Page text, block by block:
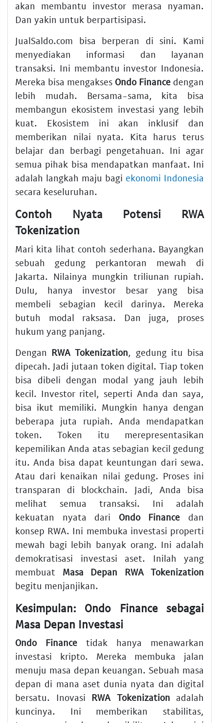
akan membantu investor merasa nyaman.
Dan yakin untuk berpartisipasi.
JualSaldo.com bisa berperan di sini. Kami
menyediakan informasi dan layanan
transaksi. Ini membantu investor Indonesia.
Mereka bisa mengakses Ondo Finance dengan
lebih mudah. Bersama-sama, kita bisa
membangun ekosistem investasi yang lebih
kuat. Ekosistem ini akan inklusif dan
memberikan nilai nyata. Kita harus terus
belajar dan berbagi pengetahuan. Ini agar
semua pihak bisa mendapatkan manfaat. Ini
adalah langkah maju bagi ekonomi Indonesia
secara keseluruhan.
Contoh Nyata Potensi RWA
Tokenization
Mari kita lihat contoh sederhana. Bayangkan
sebuah gedung perkantoran mewah di
Jakarta. Nilainya mungkin triliunan rupiah.
Dulu, hanya investor besar yang bisa
membeli sebagian kecil darinya. Mereka
butuh modal raksasa. Dan juga, proses
hukum yang panjang.
Dengan RWA Tokenization, gedung itu bisa
dipecah. Jadi jutaan token digital. Tiap token
bisa dibeli dengan modal yang jauh lebih
kecil. Investor ritel, seperti Anda dan saya,
bisa ikut memiliki. Mungkin hanya dengan
beberapa juta rupiah. Anda mendapatkan
token. Token itu merepresentasikan
kepemilikan Anda atas sebagian kecil gedung
itu. Anda bisa dapat keuntungan dari sewa.
Atau dari kenaikan nilai gedung. Proses ini
transparan di blockchain. Jadi, Anda bisa
melihat semua transaksi. Ini adalah
kekuatan nyata dari Ondo Finance dan
konsep RWA. Ini membuka investasi properti
mewah bagi lebih banyak orang. Ini adalah
demokratisasi investasi aset. Inilah yang
membuat Masa Depan RWA Tokenization
begitu menjanjikan.
Kesimpulan: Ondo Finance sebagai
Masa Depan Investasi
Ondo Finance tidak hanya menawarkan
investasi kripto. Mereka membuka jalan
menuju masa depan keuangan. Sebuah masa
depan di mana aset dunia nyata dan digital
bersatu. Inovasi RWA Tokenization adalah
kuncinya. Ini memberikan stabilitas,